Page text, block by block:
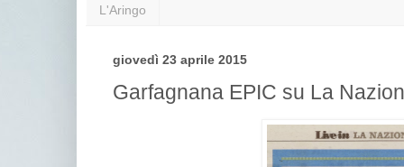
L'Aringo
giovedì 23 aprile 2015
Garfagnana EPIC su La